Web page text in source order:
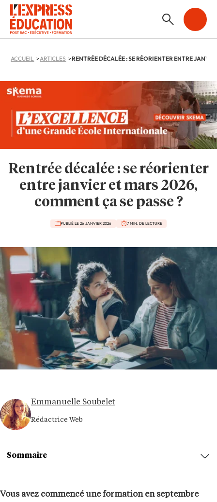
ACCUEIL ARTICLES
Rentrée décalée : se réorienter
entre janvier et mars 2026,
comment ça se passe ?
PUBLIÉ LE 26 JANVIER 2026 7 MIN. DE LECTURE
Emmanuelle Soubelet
Rédactrice Web
Vous avez commencé une formation en septembre
Sommaire